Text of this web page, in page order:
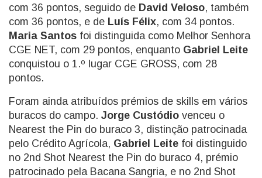
com 36 pontos, seguido de David Veloso, também
com 36 pontos, e de Luís Félix, com 34 pontos.
Maria Santos foi distinguida como Melhor Senhora
CGE NET, com 29 pontos, enquanto Gabriel Leite
conquistou o 1.º lugar CGE GROSS, com 28
pontos.
Foram ainda atribuídos prémios de skills em vários
buracos do campo. Jorge Custódio venceu o
Nearest the Pin do buraco 3, distinção patrocinada
pelo Crédito Agrícola, Gabriel Leite foi distinguido
no 2nd Shot Nearest the Pin do buraco 4, prémio
patrocinado pela Bacana Sangria, e no 2nd Shot